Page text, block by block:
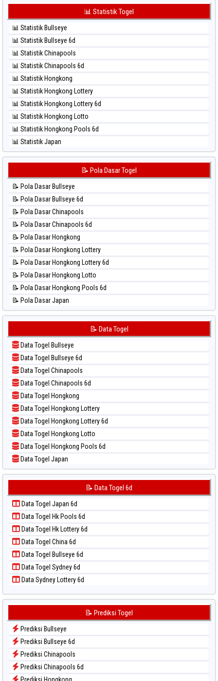
⚽ Bola Merah Taiwan
⚽ Bola Hitam Kuda Lari
⚽ Bola Hitam Magnum Cambodia
⚽ Bola Hitam Nagoya
⚽ Bola Hitam North Carolina Day
⚽ Bola Hitam Pcso
⚽ Bola Hitam Sao Paulo
⚽ Bola Hitam Singapore
⚽ Bola Hitam Sydney
⚽ Bola Hitam Sydney Lottery
⚽ Bola Hitam Sydney Lottery 6d
⚽ Bola Hitam Sydney Lotto
⚽ Bola Hitam Taiwan
📊 Statistik Togel
📊 Statistik Bullseye
📊 Statistik Bullseye 6d
📊 Statistik Chinapools
📊 Statistik Chinapools 6d
📊 Statistik Hongkong
📊 Statistik Hongkong Lottery
📊 Statistik Hongkong Lottery 6d
📊 Statistik Hongkong Lotto
📊 Statistik Hongkong Pools 6d
📊 Statistik Japan
📊 Statistik Japan 6d
📊 Statistik Kuda Lari
📊 Statistik Magnum Cambodia
📊 Statistik Nagoya
📊 Statistik New York Midday
📊 Statistik North Carolina Day
📊 Statistik Pcso
📊 Statistik Pennsylvania Day
📊 Statistik Sao Paulo
📊 Statistik Singapore
📊 Statistik Sydney
📊 Statistik Sydney Lottery
📊 Statistik Sydney Pools 6d
📊 Statistik Taipei
📊 Statistik Taiwan
📝 Pola Dasar Togel
📝 Pola Dasar Bullseye
📝 Pola Dasar Bullseye 6d
📝 Pola Dasar Chinapools
📝 Pola Dasar Chinapools 6d
📝 Pola Dasar Hongkong
📝 Pola Dasar Hongkong Lottery
📝 Pola Dasar Hongkong Lottery 6d
📝 Pola Dasar Hongkong Lotto
📝 Pola Dasar Hongkong Pools 6d
📝 Pola Dasar Japan
📝 Pola Dasar Japan 6d
📝 Pola Dasar Kuda Lari
📝 Pola Dasar Magnum Cambodia
📝 Pola Dasar Nagoya
📝 Pola Dasar North Carolina Day
📝 Pola Dasar Pcso
📝 Pola Dasar Sao Paulo
📝 Pola Dasar Singapore
📝 Pola Dasar Sydney
📝 Pola Dasar Sydney Lottery
📝 Pola Dasar Sydney Lottery 6d
📝 Pola Dasar Sydney Lotto
📝 Pola Dasar Taiwan
📝 Data Togel
Data Togel Bullseye
Data Togel Bullseye 6d
Data Togel Chinapools
Data Togel Chinapools 6d
Data Togel Hongkong
Data Togel Hongkong Lottery
Data Togel Hongkong Lottery 6d
Data Togel Hongkong Lotto
Data Togel Hongkong Pools 6d
Data Togel Japan
Data Togel Japan 6d
Data Togel Kuda Lari
Data Togel Magnum Cambodia
Data Togel Nagoya
Data Togel North Carolina Day
Data Togel Pcso
Data Togel Sao Paulo
Data Togel Singapore
Data Togel Sydney
Data Togel Sydney Lottery
Data Togel Sydney Lottery 6d
Data Togel Sydney Lotto
Data Togel Sydney Pools 6d
Data Togel Taipei
Data Togel Taiwan
📝 Data Togel 6d
Data Togel Japan 6d
Data Togel Hk Pools 6d
Data Togel Hk Lottery 6d
Data Togel China 6d
Data Togel Bullseye 6d
Data Togel Sydney 6d
Data Sydney Lottery 6d
📝 Prediksi Togel
Prediksi Bullseye
Prediksi Bullseye 6d
Prediksi Chinapools
Prediksi Chinapools 6d
Prediksi Hongkong